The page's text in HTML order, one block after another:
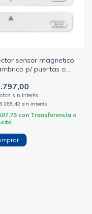
sensor magnetico
p/ puertas o
sin interés
con Transferencia o